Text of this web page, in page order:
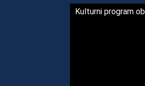
Kulturni program